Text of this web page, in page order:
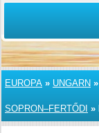
EUROPA » UNGARN »
SOPRON–FERTŐDI »